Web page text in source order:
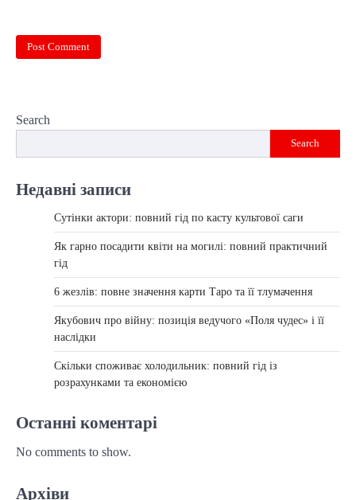
Search
Search
Недавні записи
Сутінки актори: повний гід по касту культової саги
Як гарно посадити квіти на могилі: повний практичний
гід
6 жезлів: повне значення карти Таро та її тлумачення
Якубович про війну: позиція ведучого «Поля чудес» і її
наслідки
Скільки споживає холодильник: повний гід із
розрахунками та економією
Останні коментарі
No comments to show.
Архіви